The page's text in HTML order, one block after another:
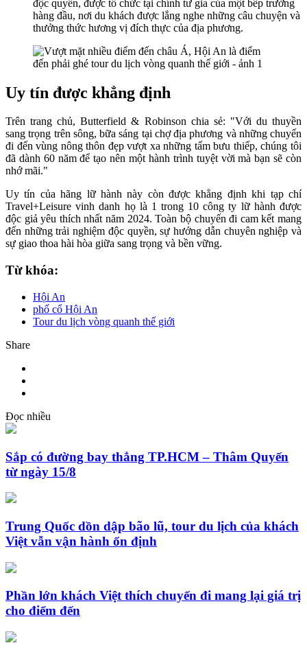
độc quyền, được tổ chức tại chính tư gia của một bếp trưởng
hàng đầu, nơi du khách được lắng nghe những câu chuyện và
thưởng thức hương vị đích thực của địa phương.
Uy tín được khẳng định
Trên trang chủ, Butterfield & Robinson chia sẻ: "Với du thuyền
sang trọng trên sông, bữa sáng tại chợ địa phương và những chuyến
đi đến vùng nông thôn đẹp vượt xa những tấm bưu thiếp, chúng tôi
đã dành 60 năm để tạo nên một hành trình tuyệt vời mà bạn sẽ còn
nhớ mãi."
Uy tín của hãng lữ hành này còn được khẳng định khi tạp chí
Travel+Leisure vinh danh họ là 1 trong 10 công ty lữ hành được
độc giả yêu thích nhất năm 2024. Toàn bộ chuyến đi cam kết mang
đến những trải nghiệm độc quyền, sự hướng dẫn chuyên nghiệp và
sự giao thoa hài hòa giữa sang trọng và bền vững.
Từ khóa:
Hội An
phố cổ Hội An
Tour du lịch vòng quanh thế giới
Share
Đọc nhiều
Sắp có đường bay thẳng TP.HCM – Thâm Quyến
từ ngày 15/8
Trung Quốc dồn dập bão lũ, tour du lịch của khách
Việt vẫn vận hành ổn định
Phần lớn khách Việt thích chuyến đi mang lại giá trị
cho điểm đến